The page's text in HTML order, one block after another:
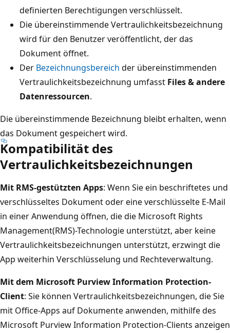
definierten Berechtigungen verschlüsselt.
Die übereinstimmende Vertraulichkeitsbezeichnung
wird für den Benutzer veröffentlicht, der das
Dokument öffnet.
Der Bezeichnungsbereich der übereinstimmenden
Vertraulichkeitsbezeichnung umfasst Files & andere
Datenressourcen.
Die übereinstimmende Bezeichnung bleibt erhalten, wenn
das Dokument gespeichert wird.
Kompatibilität des
Vertraulichkeitsbezeichnungen
Mit RMS-gestützten Apps: Wenn Sie ein beschriftetes und
verschlüsseltes Dokument oder eine verschlüsselte E-Mail
in einer Anwendung öffnen, die die Microsoft Rights
Management(RMS)-Technologie unterstützt, aber keine
Vertraulichkeitsbezeichnungen unterstützt, erzwingt die
App weiterhin Verschlüsselung und Rechteverwaltung.
Mit dem Microsoft Purview Information Protection-
Client: Sie können Vertraulichkeitsbezeichnungen, die Sie
mit Office-Apps auf Dokumente anwenden, mithilfe des
Microsoft Purview Information Protection-Clients anzeigen